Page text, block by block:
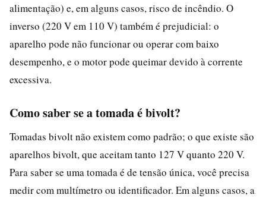
alimentação) e, em alguns casos, risco de incêndio. O
inverso (220 V em 110 V) também é prejudicial: o
aparelho pode não funcionar ou operar com baixo
desempenho, e o motor pode queimar devido à corrente
excessiva.
Como saber se a tomada é bivolt?
Tomadas bivolt não existem como padrão; o que existe são
aparelhos bivolt, que aceitam tanto 127 V quanto 220 V.
Para saber se uma tomada é de tensão única, você precisa
medir com multímetro ou identificador. Em alguns casos, a